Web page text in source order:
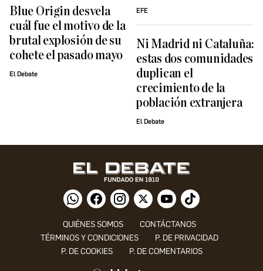
Blue Origin desvela
cuál fue el motivo de la
brutal explosión de su
cohete el pasado mayo
El Debate
EFE
Ni Madrid ni Cataluña:
estas dos comunidades
duplican el
crecimiento de la
población extranjera
El Debate
QUIÉNES SOMOS
CONTÁCTANOS
TÉRMINOS Y CONDICIONES
P. DE PRIVACIDAD
P. DE COOKIES
P. DE COMENTARIOS